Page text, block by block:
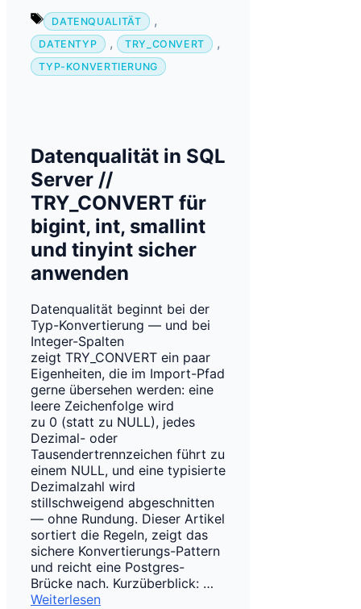
Schlagwörter
DATENQUALITÄT ,
DATENTYP , TRY_CONVERT ,
TYP-KONVERTIERUNG
Datenqualität in SQL
Server //
TRY_CONVERT für
bigint, int, smallint
und tinyint sicher
anwenden
Datenqualität beginnt bei der
Typ-Konvertierung — und bei
Integer-Spalten
zeigt TRY_CONVERT ein paar
Eigenheiten, die im Import-Pfad
gerne übersehen werden: eine
leere Zeichenfolge wird
zu 0 (statt zu NULL), jedes
Dezimal- oder
Tausendertrennzeichen führt zu
einem NULL, und eine typisierte
Dezimalzahl wird
stillschweigend abgeschnitten
— ohne Rundung. Dieser Artikel
sortiert die Regeln, zeigt das
sichere Konvertierungs-Pattern
und reicht eine Postgres-
Brücke nach. Kurzüberblick: …
Weiterlesen